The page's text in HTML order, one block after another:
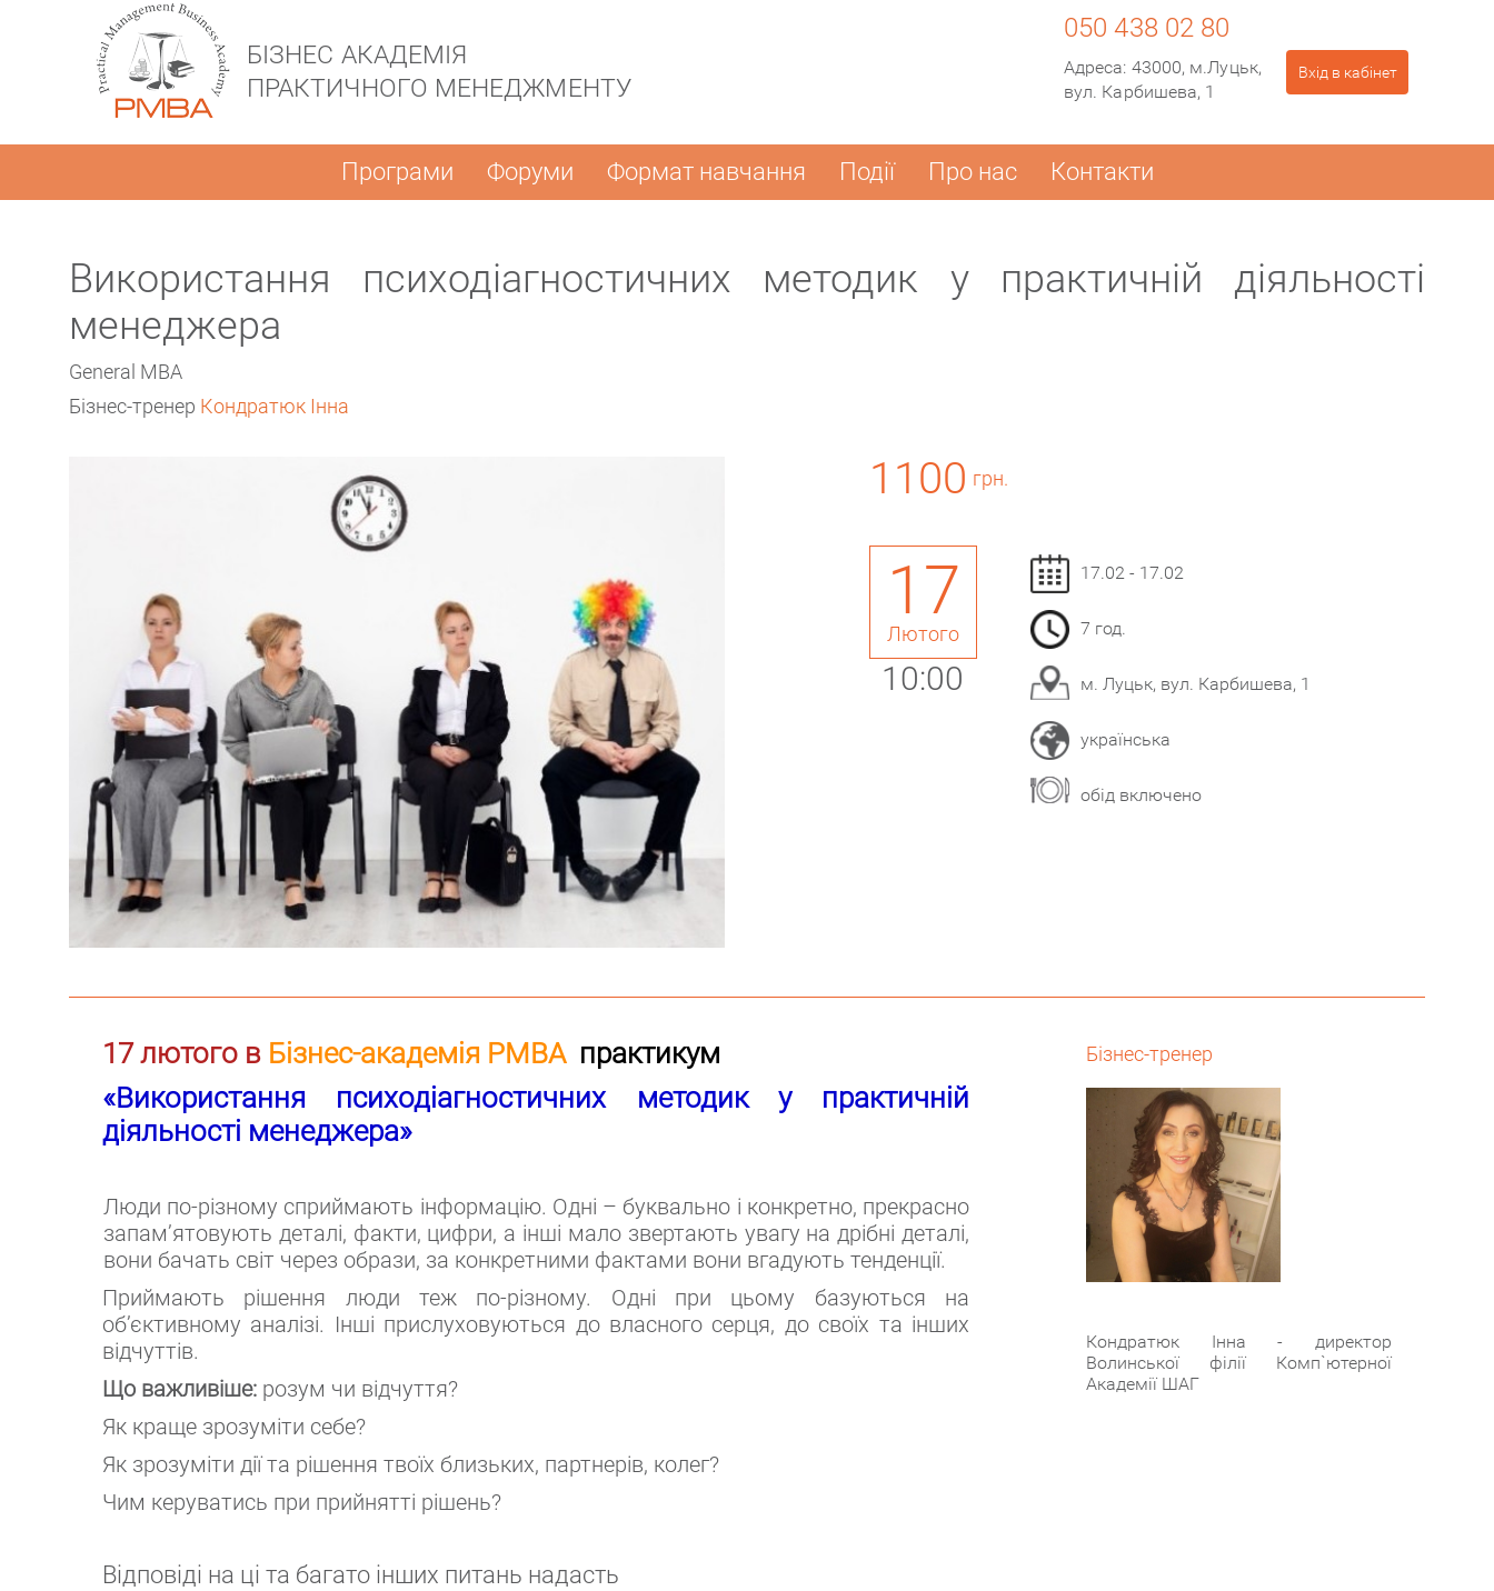
БІЗНЕС АКАДЕМІЯ
ПРАКТИЧНОГО МЕНЕДЖМЕНТУ
Вхід в кабінет
050 438 02 80
Адреса: 43000, м.Луцьк,
вул. Карбишева, 1
Програми Форуми Формат навчання Події Про нас Контакти
Використання психодіагностичних методик у практичній діяльності
менеджера
General МВА
Бізнес-тренер Кондратюк Інна
1100 грн.
17
Лютого
10:00
17.02 - 17.02
7 год.
м. Луцьк, вул. Карбишева, 1
українська
обід включено
17 лютого в Бізнес-академія РМВАпрактикум
«Використання психодіагностичних методик у практичній
діяльності менеджера»
Люди по-різному сприймають інформацію. Одні – буквально і конкретно, прекрасно
запам’ятовують деталі, факти, цифри, а інші мало звертають увагу на дрібні деталі,
вони бачать світ через образи, за конкретними фактами вони вгадують тенденції.
Приймають рішення люди теж по-різному. Одні при цьому базуються на
об’єктивному аналізі. Інші прислуховуються до власного серця, до своїх та інших
відчуттів.
Що важливіше: розум чи відчуття?
Як краще зрозуміти себе?
Як зрозуміти дії та рішення твоїх близьких, партнерів, колег?
Чим керуватись при прийнятті рішень?
Відповіді на ці та багато інших питань надасть
Бізнес-тренер
Кондратюк Інна - директор
Волинської філії Комп`ютерної
Академії ШАГ